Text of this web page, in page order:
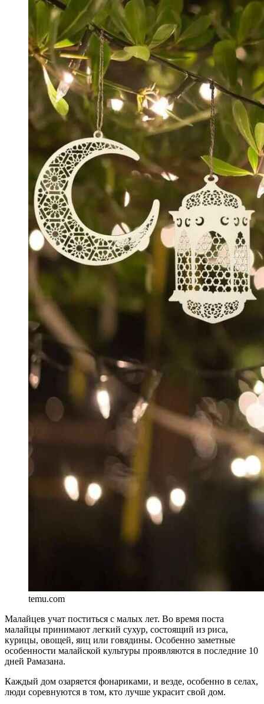
temu.com
Малайцев учат поститься с малых лет. Во время поста
малайцы принимают легкий сухур, состоящий из риса,
курицы, овощей, яиц или говядины. Особенно заметные
особенности малайской культуры проявляются в последние 10
дней Рамазана.
Каждый дом озаряется фонариками, и везде, особенно в селах,
люди соревнуются в том, кто лучше украсит свой дом.